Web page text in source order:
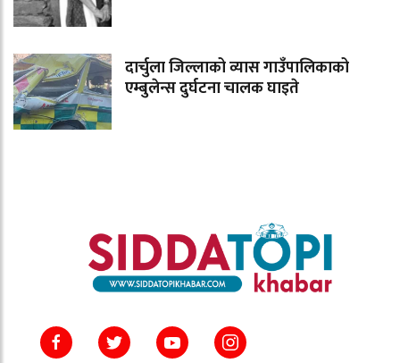
दार्चुला जिल्लाको व्यास गाउँपालिकाको
एम्बुलेन्स दुर्घटना चालक घाइते